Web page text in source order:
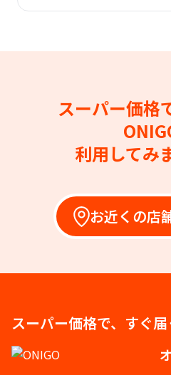
スーパー価格
利用してみ
お近くの店
スーパー価格で、すぐ届